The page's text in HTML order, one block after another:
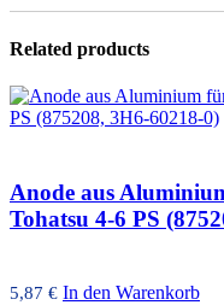
Related products
Anode aus
Tohatsu 4-6 PS
5,87 € In den Warenkorb